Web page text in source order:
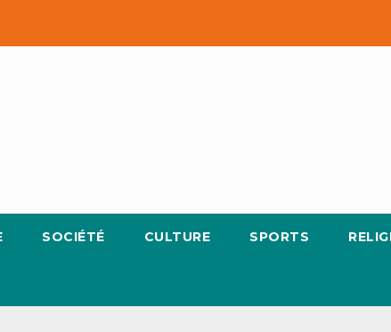
SOCIÉTÉ CULTURE SPORTS